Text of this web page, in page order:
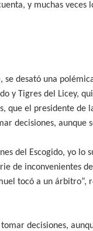
y muchas veces
se desató una
y Tigres del Licey,
que el presidente de
decisiones, aunque
del Escogido, yo lo
de inconvenientes
tocó a un árbitro”,
decisiones,